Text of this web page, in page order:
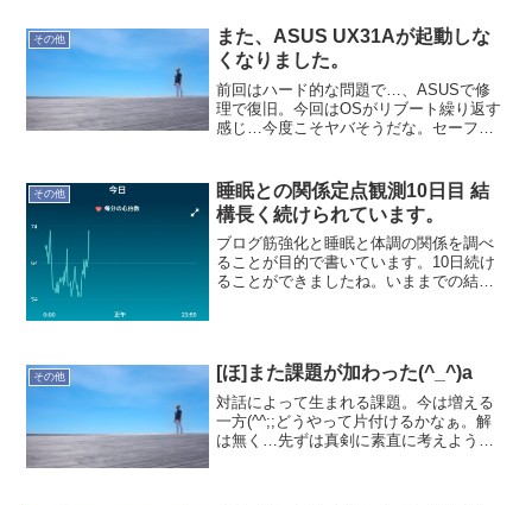
す。昨年、建ちはじめて何なのだろう
な...
その他
また、ASUS UX31Aが起動しな
くなりました。
前回はハード的な問題で…、ASUSで修
理で復旧。今回はOSがリブート繰り返す
感じ…今度こそヤバそうだな。セーフモ
良い状況ではない。トホホ…
その他
睡眠との関係定点観測10日目 結
構長く続けられています。
ブログ筋強化と睡眠と体調の関係を調べ
ることが目的で書いています。10日続け
ることができましたね。いままでの結果
その他 [ほ]また課題が加わった(^_^)a
対話によって生まれる課題。今は増える
一方(^^;;どうやって片付けるかなぁ。解
は無く…先ずは真剣に素直に考えよう。